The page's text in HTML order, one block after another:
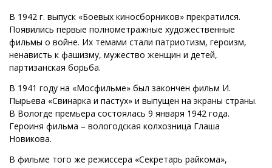
В 1942 г. выпуск «Боевых киносборников» прекратился.
Появились первые полнометражные художественные
фильмы о войне. Их темами стали патриотизм, героизм,
ненависть к фашизму, мужество женщин и детей,
партизанская борьба.
В 1941 году на «Мосфильме» был закончен фильм И.
Пырьева «Свинарка и пастух» и выпущен на экраны страны.
В Вологде премьера состоялась 9 января 1942 года.
Героиня фильма – вологодская колхозница Глаша
Новикова.
В фильме того же режиссера «Секретарь райкома»,